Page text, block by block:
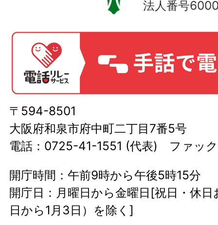
法人番号
〒594-8501
大阪府和泉市府中町二丁目7番5号
電話：0725-41-1551 (代表) ファッ
開庁時間：午前9時から午後5時15分
開庁日：月曜日から金曜日[祝日・休
日から1月3日）を除く]